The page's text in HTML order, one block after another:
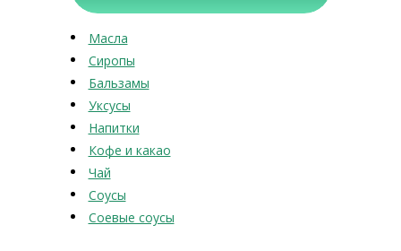
Масла
Сиропы
Бальзамы
Уксусы
Напитки
Кофе и какао
Чай
Соусы
Соевые соусы